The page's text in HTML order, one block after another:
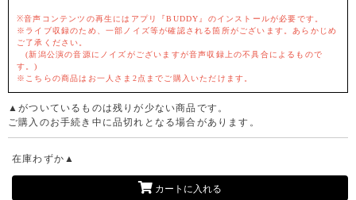
※音声コンテンツの再生にはアプリ『BUDDY』のインストールが必要です。
※ライブ収録のため、一部ノイズ等が確認される箇所がございます。あらかじめ
ご了承ください。
(新潟公演の音源にノイズがございますが音声収録上の不具合によるもので
す。)
※こちらの商品はお一人さま2点までご購入いただけます。
▲がついているものは残りが少ない商品です。
ご購入のお手続き中に品切れとなる場合があります。
在庫わずか▲
カートに入れる